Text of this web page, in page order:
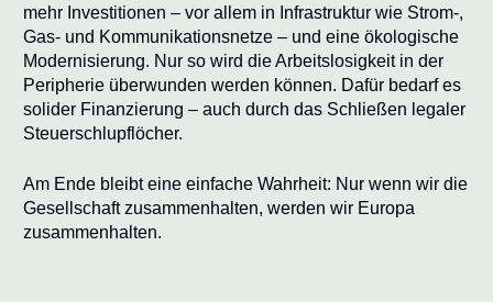
mehr Investitionen – vor allem in Infrastruktur wie Strom-,
Gas- und Kommunikationsnetze – und eine ökologische
Modernisierung. Nur so wird die Arbeitslosigkeit in der
Peripherie überwunden werden können. Dafür bedarf es
solider Finanzierung – auch durch das Schließen legaler
Steuerschlupflöcher.
Am Ende bleibt eine einfache Wahrheit: Nur wenn wir die
Gesellschaft zusammenhalten, werden wir Europa
zusammenhalten.